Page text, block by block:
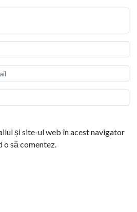
și site-ul web în acest navigator
o să comentez.